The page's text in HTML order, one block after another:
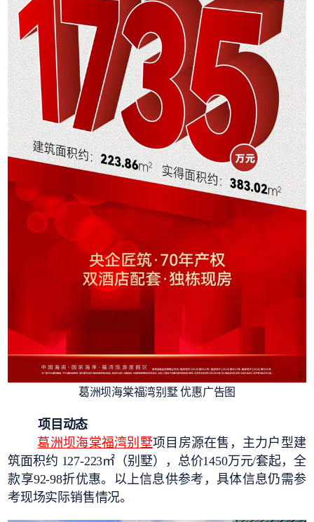
葛洲坝海棠福湾别墅 优惠广告图
项目动态
葛洲坝海棠福湾别墅项目房源在售，主力户型建
筑面积约 127-223㎡（别墅），总价1450万元/套起，全
款享92-98折优惠。以上信息供参考，具体信息仍需参
考现场实际销售情况。